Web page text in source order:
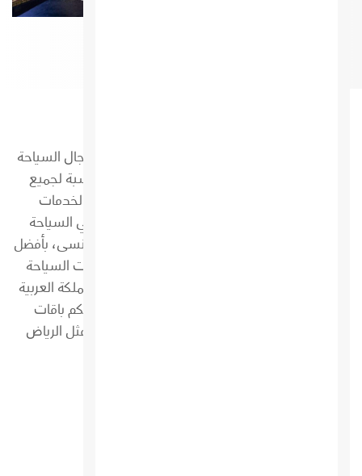
موقع مركز السياحة IN HUB هو موقع رائد في مجال السياحة
والسفر، يقدم لكم باقات سياحية متنوعة ومناسبة لجميع
الأذواق والميزانيات، نحن نهتم بتوفير أفضل الخدمات
والعروض لعملائنا الكرام، سواء كانوا يرغبون في السياحة
المحلية أو العالمية، ونضمن لكم تجربة سياحية لا تنسى، بأفضل
الأسعار وأعلى مستوى من الجودة والراحة. باقات السياحة
المحلية إذا كنتم تريدون اكتشاف جمال وتنوع المملكة العربية
السعودية، فإن مركز السياحة IN HUB يقدم لكم باقات
سياحية تشمل أشهر وأجمل الوجهات المحلية، مثل الرياض